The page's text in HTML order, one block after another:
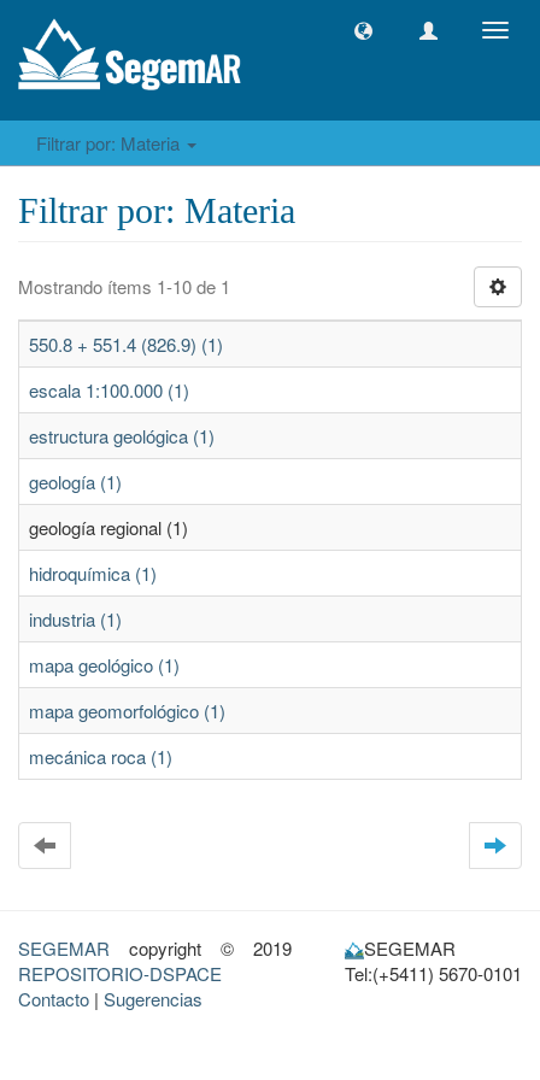
Filtrar por: Materia
Filtrar por: Materia
Mostrando ítems 1-10 de 1
550.8 + 551.4 (826.9) (1)
escala 1:100.000 (1)
estructura geológica (1)
geología (1)
geología regional (1)
hidroquímica (1)
industria (1)
mapa geológico (1)
mapa geomorfológico (1)
mecánica roca (1)
SEGEMAR copyright © 2019
REPOSITORIO-DSPACE
Contacto | Sugerencias
SEGEMAR
Tel:(+5411) 5670-0101